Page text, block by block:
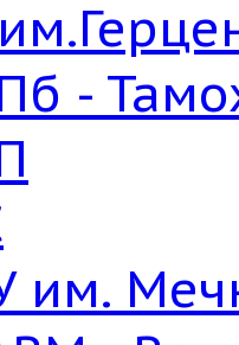
-
им.